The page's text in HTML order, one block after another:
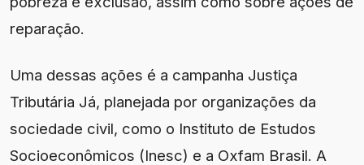
reparação.
Uma dessas ações é a campanha Justiça
Tributária Já, planejada por organizações da
sociedade civil, como o Instituto de Estudos
Socioeconômicos (Inesc) e a Oxfam Brasil. A